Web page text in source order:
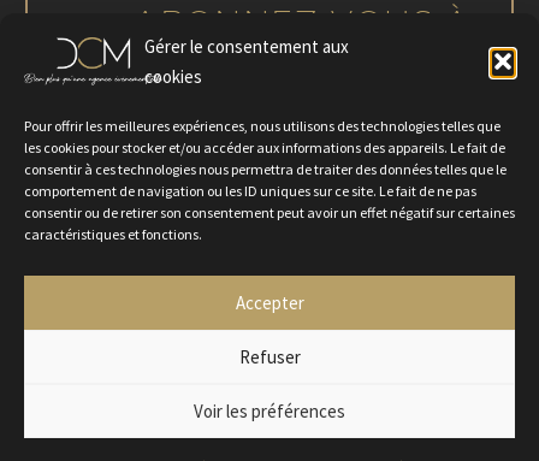
Gérer le consentement aux
cookies
Pour offrir les meilleures expériences, nous utilisons des technologies telles que
les cookies pour stocker et/ou accéder aux informations des appareils. Le fait de
consentir à ces technologies nous permettra de traiter des données telles que le
comportement de navigation ou les ID uniques sur ce site. Le fait de ne pas
consentir ou de retirer son consentement peut avoir un effet négatif sur certaines
caractéristiques et fonctions.
Accepter
Refuser
Voir les préférences
ABONNEZ-VOUS À
NOTRE NEWSLETTER
Mentions légales
Rejoignez-nous
2024 © Agence DCM